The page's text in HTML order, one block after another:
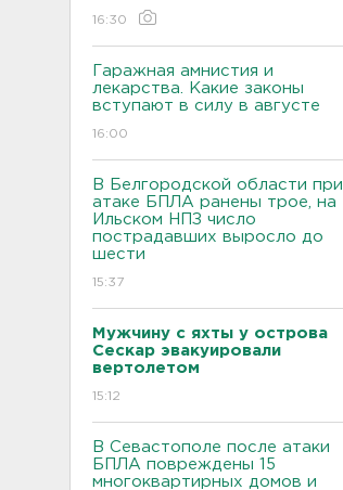
16:30
Гаражная амнистия и
лекарства. Какие законы
вступают в силу в августе
16:00
В Белгородской области при
атаке БПЛА ранены трое, на
Ильском НПЗ число
пострадавших выросло до
шести
15:37
Мужчину с яхты у острова
Сескар эвакуировали
вертолетом
15:12
В Севастополе после атаки
БПЛА повреждены 15
многоквартирных домов и